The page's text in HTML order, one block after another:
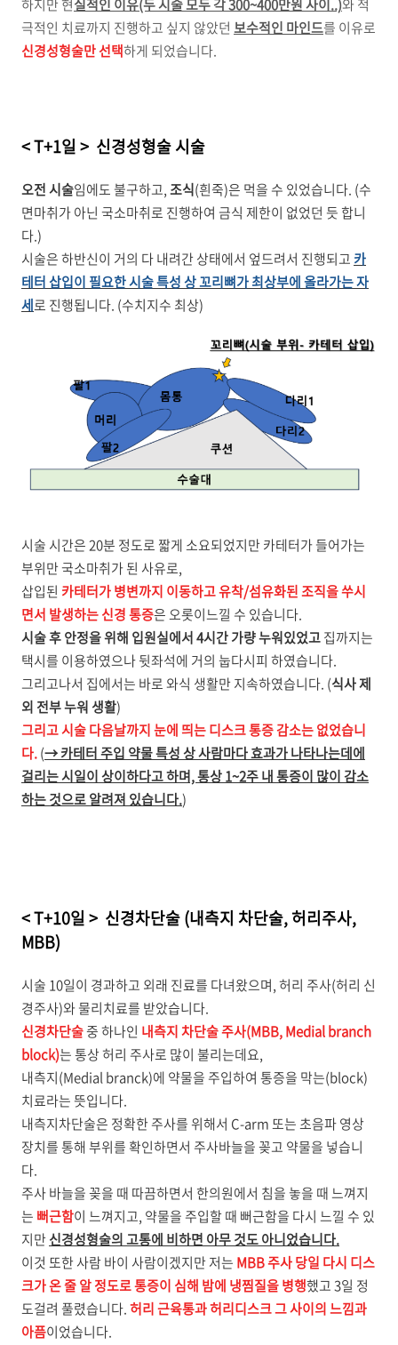
하지만 현실적인 이유(두 시술 모두 각 300~400만원 사이..)와 적
극적인 치료까지 진행하고 싶지 않았던 보수적인 마인드를 이유로
신경성형술만 선택하게 되었습니다.
< T+1일 > 신경성형술 시술
오전 시술임에도 불구하고,조식(흰죽)은 먹을 수 있었습니다. (수
면마취가 아닌 국소마취로 진행하여 금식 제한이 없었던 듯 합니
다.)
시술은 하반신이 거의 다 내려간 상태에서 엎드려서 진행되고 카
테터 삽입이 필요한 시술 특성 상 꼬리뼈가 최상부에 올라가는 자
세로 진행됩니다. (수치지수 최상)
시술 시간은 20분 정도로 짧게 소요되었지만 카테터가 들어가는
부위만 국소마취가 된 사유로,
삽입된 카테터가 병변까지 이동하고 유착/섬유화된 조직을 쑤시
면서 발생하는 신경 통증은 오롯이느낄 수 있습니다.
시술 후 안정을 위해 입원실에서 4시간 가량 누워있었고집까지는
택시를 이용하였으나 뒷좌석에 거의 눕다시피 하였습니다.
그리고나서 집에서는 바로 와식 생활만 지속하였습니다. (식사 제
외 전부 누워 생활)
그리고 시술 다음날까지 눈에 띄는 디스크 통증 감소는 없었습니
다.(→ 카테터 주입 약물 특성 상 사람마다 효과가 나타나는데에
걸리는 시일이 상이하다고 하며, 통상 1~2주 내 통증이 많이 감소
하는 것으로 알려져 있습니다.)
< T+10일 > 신경차단술 (내측지 차단술, 허리주사,
MBB)
시술 10일이 경과하고 외래 진료를 다녀왔으며, 허리 주사(허리 신
경주사)와 물리치료를 받았습니다.
신경차단술중 하나인 내측지 차단술 주사(MBB, Medial branch
block)는 통상 허리 주사로 많이 불리는데요,
내측지(Medial branck)에 약물을 주입하여 통증을 막는(block)
치료라는 뜻입니다.
내측지차단술은 정확한 주사를 위해서 C-arm 또는 초음파 영상
장치를 통해 부위를 확인하면서 주사바늘을 꽂고 약물을 넣습니
다.
주사 바늘을 꽂을 때 따끔하면서 한의원에서 침을 놓을 때 느껴지
는 뻐근함이 느껴지고, 약물을 주입할 때 뻐근함을 다시 느낄 수 있
지만신경성형술의 고통에 비하면 아무 것도 아니었습니다.
이것 또한 사람 바이 사람이겠지만 저는 MBB 주사 당일 다시 디스
크가 온 줄 알 정도로 통증이 심해 밤에 냉찜질을 병행했고 3일 정
도걸려 풀렸습니다.허리 근육통과 허리디스크 그 사이의 느낌과
아픔이었습니다.